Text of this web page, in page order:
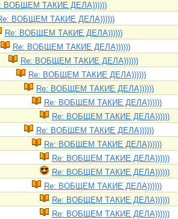
ВОБЩЕМ ТАКИЕ ДЕЛА))))))
ВОБЩЕМ ТАКИЕ ДЕЛА))))))
Re: ВОБЩЕМ ТАКИЕ ДЕЛА))))))
Re: ВОБЩЕМ ТАКИЕ ДЕЛА))))))
Re: ВОБЩЕМ ТАКИЕ ДЕЛА))))))
Re: ВОБЩЕМ ТАКИЕ ДЕЛА))))))
Re: ВОБЩЕМ ТАКИЕ ДЕЛА))))))
Re: ВОБЩЕМ ТАКИЕ ДЕЛА))))))
Re: ВОБЩЕМ ТАКИЕ ДЕЛА))))))
Re: ВОБЩЕМ ТАКИЕ ДЕЛА))))))
Re: ВОБЩЕМ ТАКИЕ ДЕЛА))))))
Re: ВОБЩЕМ ТАКИЕ ДЕЛА))))))
Re: ВОБЩЕМ ТАКИЕ ДЕЛА))))))
Re: ВОБЩЕМ ТАКИЕ ДЕЛА))))))
Re: ВОБЩЕМ ТАКИЕ ДЕЛА))))))
Re: ВОБЩЕМ ТАКИЕ ДЕЛА))))))